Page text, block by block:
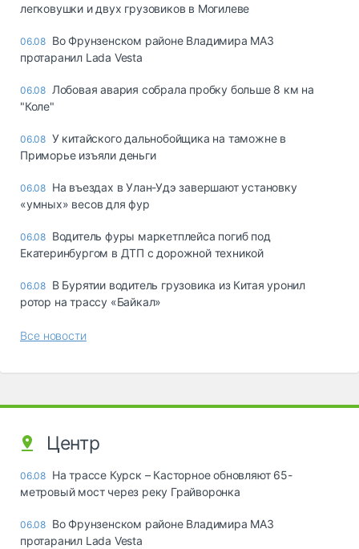
легковушки и двух грузовиков в Могилеве
06.08 Во Фрунзенском районе Владимира МАЗ
протаранил Lada Vesta
06.08 Лобовая авария собрала пробку больше 8 км на
"Коле"
06.08 У китайского дальнобойщика на таможне в
Приморье изъяли деньги
06.08 Ha въeздax в Улaн-Удэ зaвepшaют ycтaнoвкy
«yмныx» вecoв для фyp
06.08 Водитель фуры маркетплейса погиб под
Екатеринбургом в ДТП с дорожной техникой
06.08 В Бурятии водитель грузовика из Китая уронил
ротор на трассу «Байкал»
Все новости
Центр
06.08 На трассе Курск – Касторное обновляют 65-
метровый мост через реку Грайворонка
06.08 Во Фрунзенском районе Владимира МАЗ
протаранил Lada Vesta